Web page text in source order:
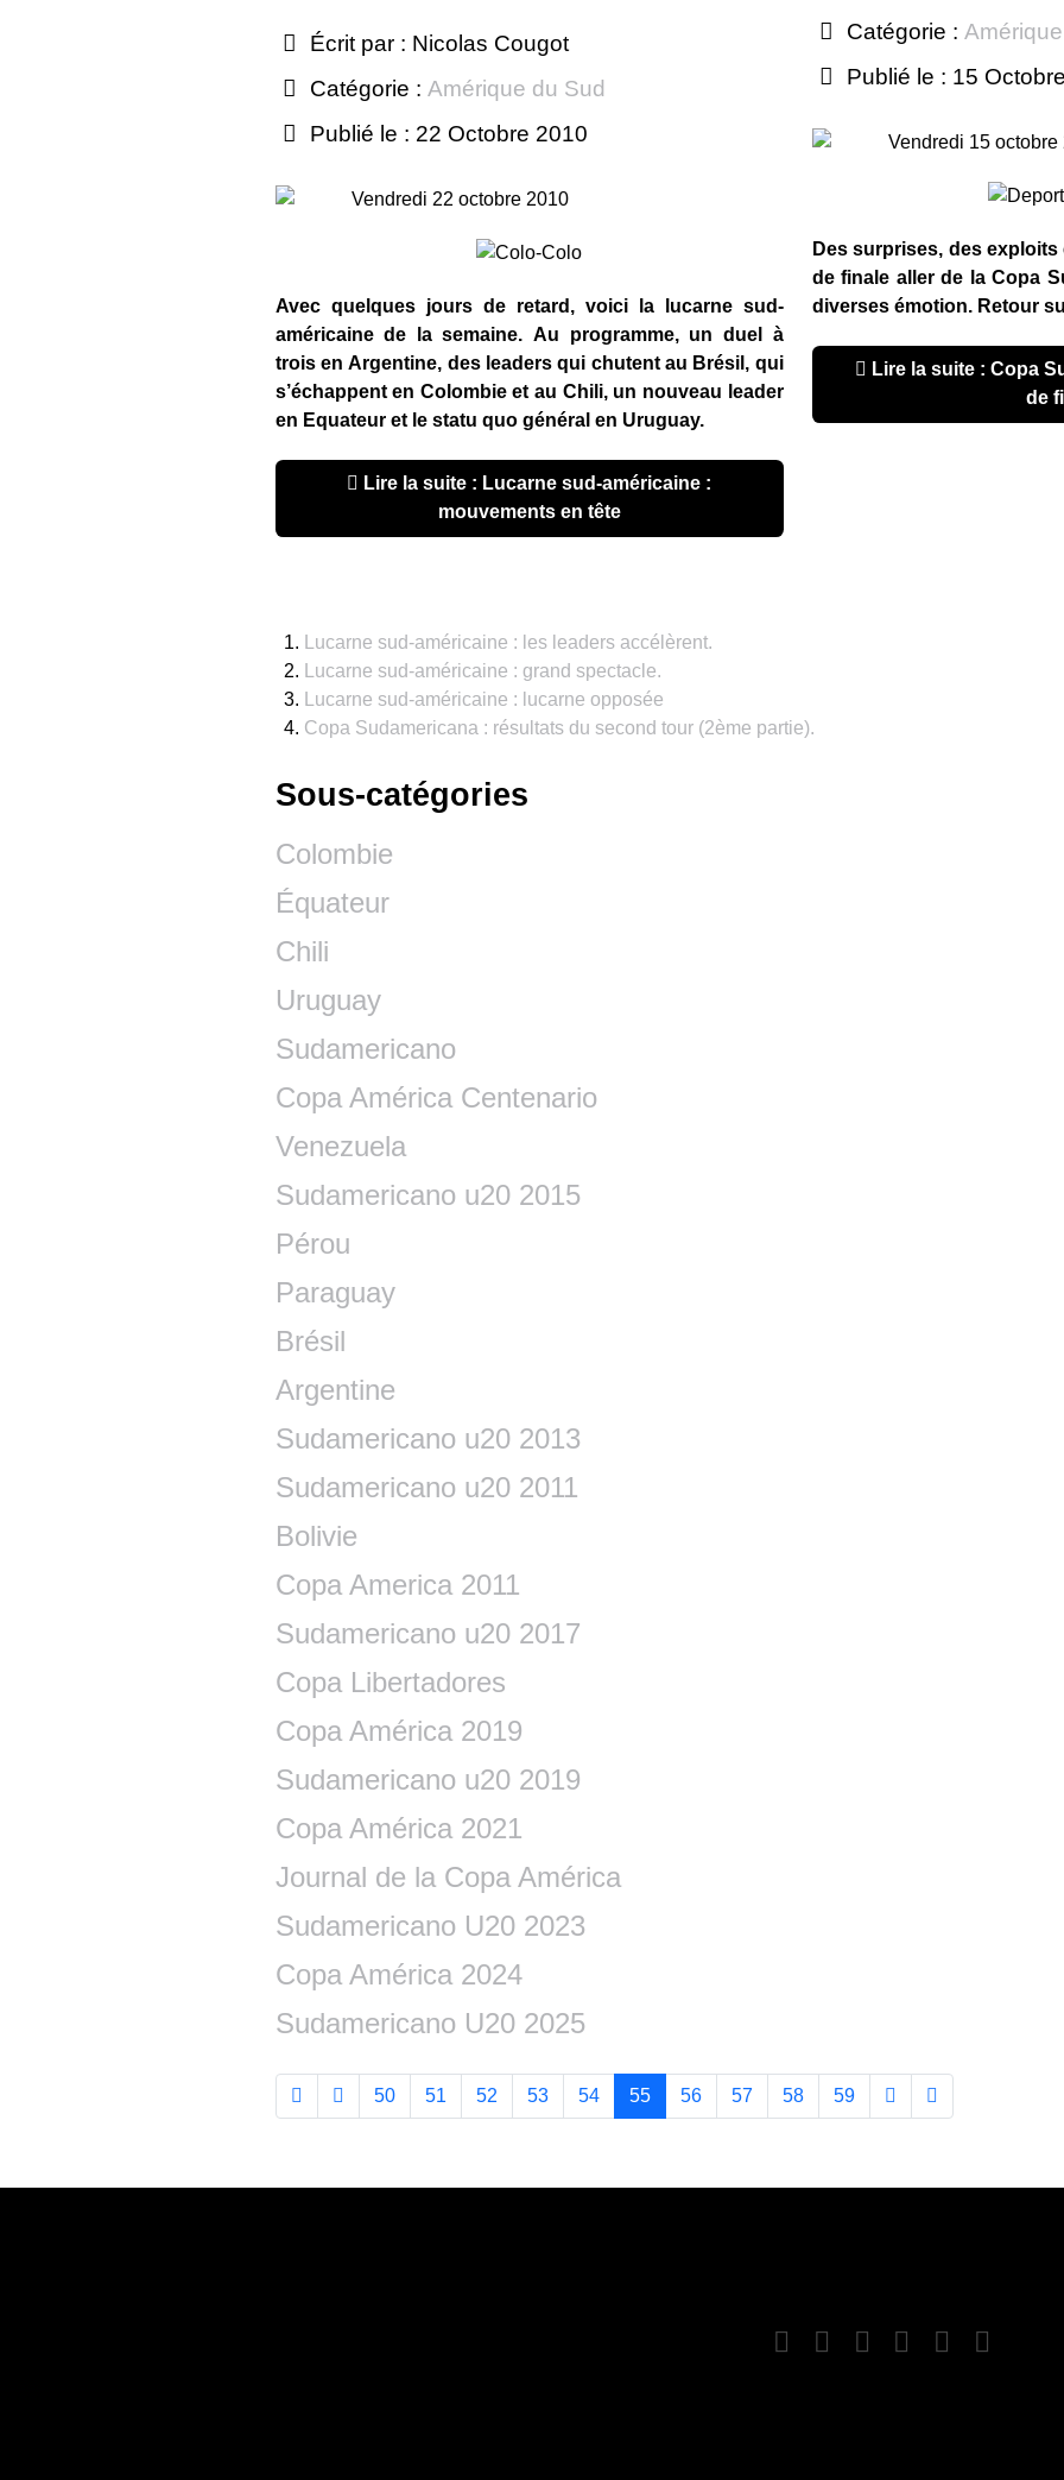
Écrit par : Nicolas Cougot
Catégorie : Amérique du Sud
Publié le : 22 Octobre 2010
Vendredi 22 octobre 2010
Avec quelques jours de retard, voici la lucarne sud-
américaine de la semaine. Au programme, un duel à
trois en Argentine, des leaders qui chutent au Brésil, qui
s’échappent en Colombie et au Chili, un nouveau leader
en Equateur et le statu quo général en Uruguay.
mouvements en tête
Catégorie :
Publié le : 15
Vendredi 15 octobre
Des surprises, des
de finale aller de la Copa
diverses émotion. Retour
de
Lucarne sud-américaine : les leaders accélèrent.
Lucarne sud-américaine : grand spectacle.
Lucarne sud-américaine : lucarne opposée
Copa Sudamericana : résultats du second tour (2ème partie).
Sous-catégories
Colombie
Équateur
Chili
Uruguay
Sudamericano
Copa América Centenario
Venezuela
Sudamericano u20 2015
Pérou
Paraguay
Brésil
Argentine
Sudamericano u20 2013
Sudamericano u20 2011
Bolivie
Copa America 2011
Sudamericano u20 2017
Copa Libertadores
Copa América 2019
Sudamericano u20 2019
Copa América 2021
Journal de la Copa América
Sudamericano U20 2023
Copa América 2024
Sudamericano U20 2025
50 51 52 53 54 55 56 57 58 59